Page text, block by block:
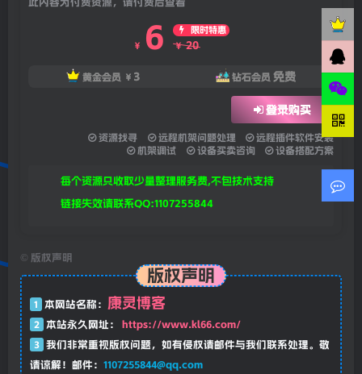
￥ 6 限时特惠
￥ 20
黄金会员 ￥ 3 钻石会员 免费
登录购买
资源找寻 远程机架问题处理
远程插件软件安装
机架调试
设备买卖咨询 设备搭配方案
每个资源只收取少量整理服务费,不包技术支持
链接失效请联系QQ:1107255844
© 版权声明
版权声明
1 本网站名称： 康灵博客
2 本站永久网址： https://www.kl66.com/
3 我们非常重视版权问题，如有侵权请邮件与我们联系处理。敬
请谅解！邮件： 1107255844@qq.com